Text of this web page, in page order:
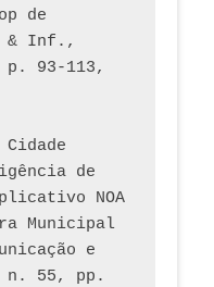
de
& Inf.,
93-113,
de
NOA
Municipal
e
n. 55, pp.